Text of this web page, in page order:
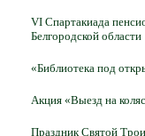
VI Спартакиада
Белгородской области
«Библиотека под
Акция «Выезд на
Праздник Святой